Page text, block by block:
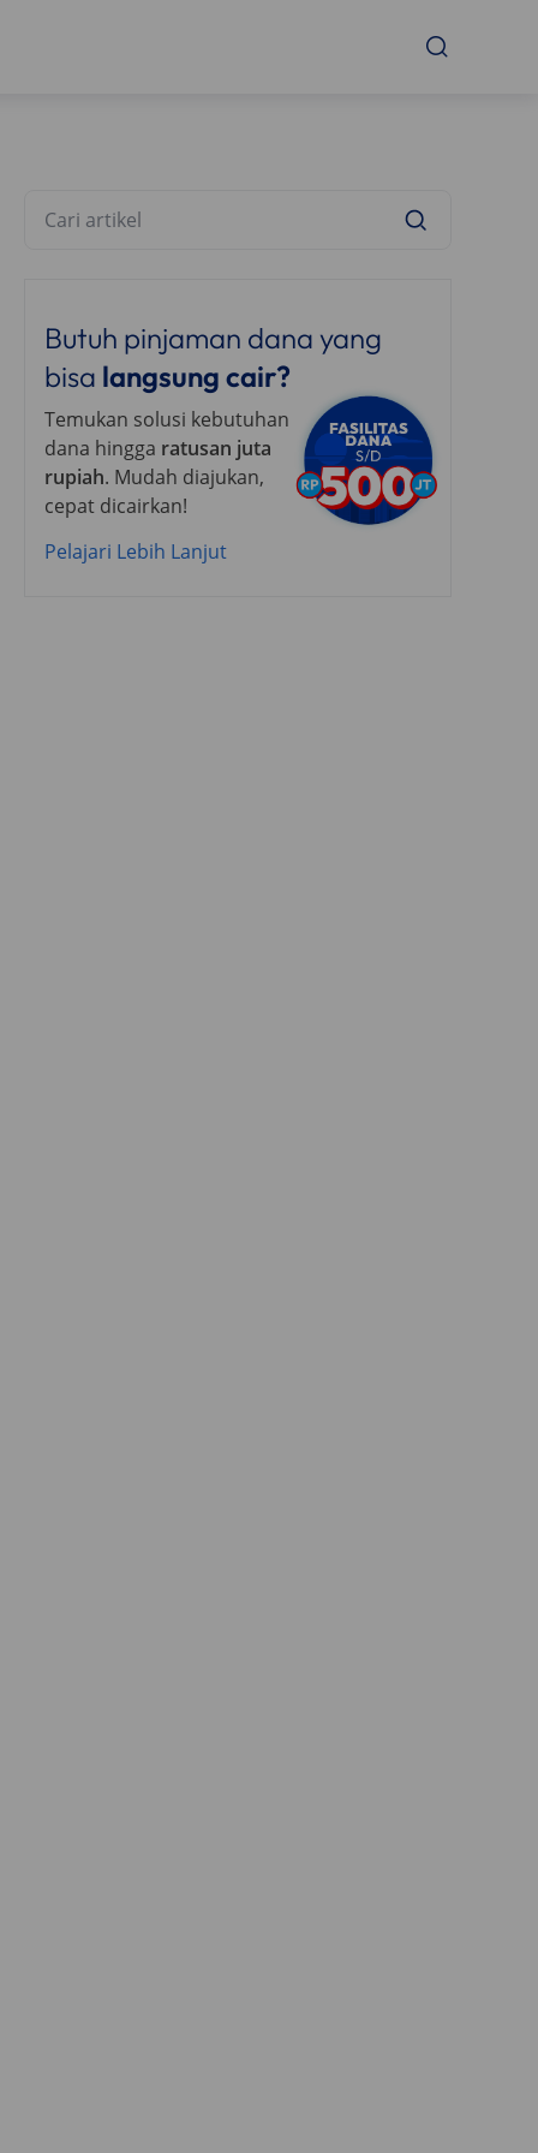
Butuh pinjaman dana yang
bisa langsung cair?
Temukan solusi kebutuhan
dana hingga ratusan juta
rupiah. Mudah diajukan,
cepat dicairkan!
Pelajari Lebih Lanjut